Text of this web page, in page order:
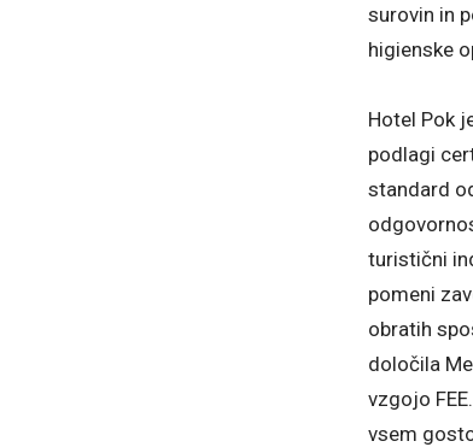
surovin in
higienske
Hotel Pok
podlagi
standard
turistični
pomeni
obratih
določila
vzgojo
vsem